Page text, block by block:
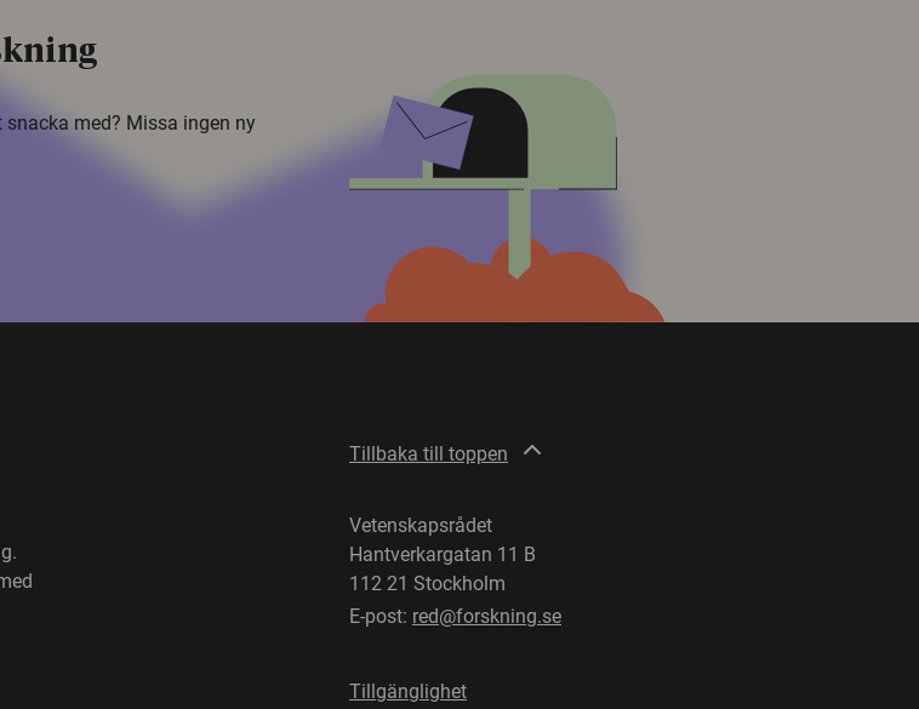
med? Missa ingen ny
Tillbaka till toppen
Vetenskapsrådet
Hantverkargatan 11 B
112 21 Stockholm
E-post: red@forskning.se
Tillgänglighet